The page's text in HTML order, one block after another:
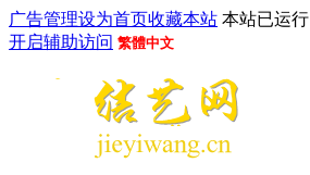
广告管理设为首页收藏本站 本站已运
开启辅助访问 繁體中文